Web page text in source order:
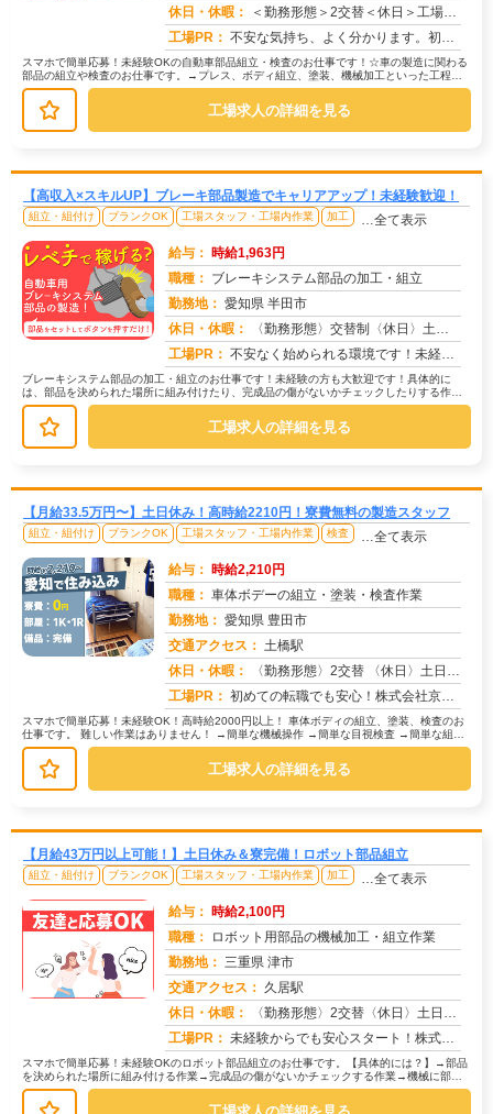
休日・休暇：
＜勤務形態＞2交替＜休日＞工場カレンダーによる/長期休暇/GW /夏季/ 年末年始
工場PR： 不安な気持ち、よく分かります。初めての仕事、初めての場所…でも大丈夫！☆未経験者多数活躍中！☆経験やスキルは一切問...
スマホで簡単応募！未経験OKの自動車部品組立・検査のお仕事です！☆車の製造に関わる
部品の組立や検査のお仕事です。→プレス、ボディ組立、塗装、機械加工といった工程で
製造された部品を扱います。☆ライ...
工場求人の詳細を見る
【高収入×スキルUP】ブレーキ部品製造でキャリアアップ！未経験歓迎！
組立・組付け ブランクOK 工場スタッフ・工場内作業 加工 …全て表示
給与： 時給1,963円
職種： ブレーキシステム部品の加工・組立
勤務地： 愛知県 半田市
休日・休暇：
〈勤務形態〉交替制〈休日〉土日★ＧＷ★夏季休暇★冬季休暇★年末年始
工場PR： 不安なく始められる環境です！未経験の方、ブランクのある方も大歓迎！充実の研修でしっかりサポートします。20代、30...
ブレーキシステム部品の加工・組立のお仕事です！未経験の方も大歓迎です！具体的に
は、部品を決められた場所に組み付けたり、完成品の傷がないかチェックしたりする作業
が中心です。中には、部品をセットして...
工場求人の詳細を見る
【月給33.5万円〜】土日休み！高時給2210円！寮費無料の製造スタッフ
組立・組付け ブランクOK 工場スタッフ・工場内作業 検査 …全て表示
給与： 時給2,210円
職種： 車体ボデーの組立・塗装・検査作業
勤務地： 愛知県 豊田市
交通アクセス： 土橋駅
休日・休暇：
〈勤務形態〉2交替 〈休日〉土日休み ※職場カレンダーによる
工場PR： 初めての転職でも安心！株式会社京栄センターで新しい一歩を踏み出してみませんか？ → 専属コーディネーターが就業ま...
スマホで簡単応募！未経験OK！高時給2000円以上！ 車体ボディの組立、塗装、検査のお
仕事です。 難しい作業はありません！ →簡単な機械操作 →簡単な目視検査 →簡単な組立
作業 未経験の方...
工場求人の詳細を見る
【月給43万円以上可能！】土日休み＆寮完備！ロボット部品組立
組立・組付け ブランクOK 工場スタッフ・工場内作業 加工 …全て表示
給与： 時給2,100円
職種：
ロボット用部品の機械加工・組立作業
勤務地： 三重県 津市
交通アクセス： 久居駅
休日・休暇：
〈勤務形態〉2交替〈休日〉土日休み※職場カレンダーによる
工場PR： 未経験からでも安心スタート！株式会社京栄センターで新しい一歩を踏み出しませんか？→経験・学歴・スキルは一切不問です...
スマホで簡単応募！未経験OKのロボット部品組立のお仕事です。【具体的には？】→部品
を決められた場所に組み付ける作業→完成品の傷がないかチェックする作業→機械に部品
をセットしてボタンを押すだけの作...